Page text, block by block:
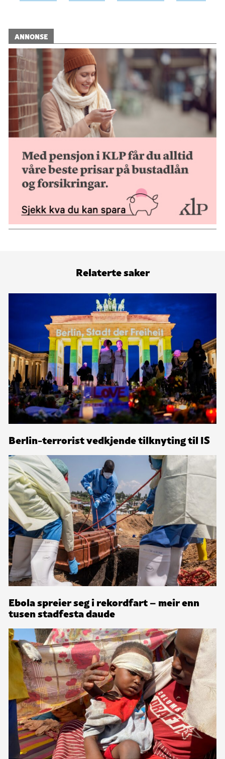
ANNONSE
Relaterte saker
Berlin-terrorist vedkjende tilknyting til IS
Ebola spreier seg i rekordfart – meir enn
tusen stadfesta daude